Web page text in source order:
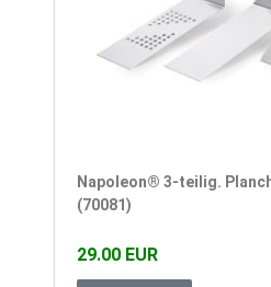
Napoleon® 3-teilig.
(70081)
29.00 EUR